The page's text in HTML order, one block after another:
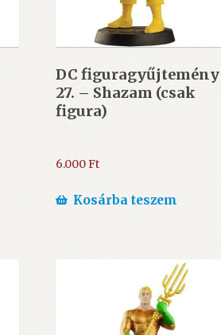
DC figuragyűjtemény
27. – Shazam (csak
figura)
6.000Ft
Kosárba teszem